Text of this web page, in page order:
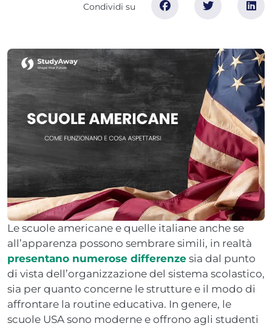
Le scuole americane e quelle italiane anche se
all’apparenza possono sembrare simili, in realtà
presentano numerose differenze sia dal punto
di vista dell’organizzazione del sistema scolastico,
sia per quanto concerne le strutture e il modo di
affrontare la routine educativa. In genere, le
scuole USA sono moderne e offrono agli studenti